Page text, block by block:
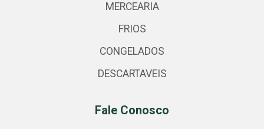
MERCEARIA
FRIOS
CONGELADOS
DESCARTAVEIS
Fale Conosco